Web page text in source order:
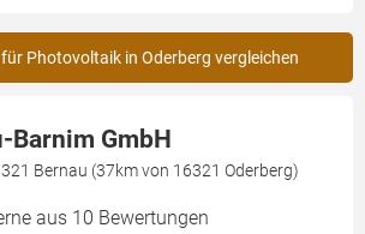
Photovoltaik in Oderberg vergleichen
Barnim GmbH
Bernau (37km von 16321 Oderberg)
aus 10 Bewertungen